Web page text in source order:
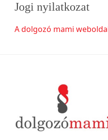
Jogi nyilatkozat
A dolgozó mami